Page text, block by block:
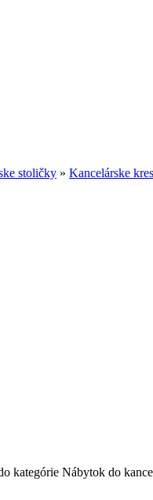
stoličky » Kancelárske
kategórie Nábytok do